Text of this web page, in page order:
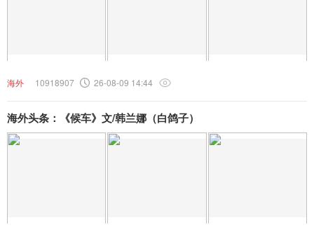
海外 10918907 26-08-09 14:44
海外头条：《候车》文/韩兰娜（白鸽子）